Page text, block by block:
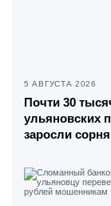
5 АВГУСТА 2026
Почти 30
ульяновских
заросли